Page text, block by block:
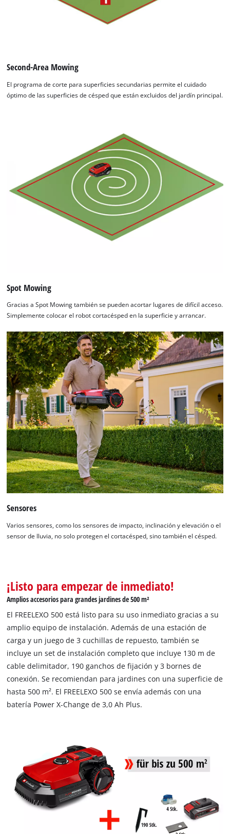
This content is not permitted to load due
to trackers that are not disclosed to the
visitor. The website owner needs to setup
the site with their CMP to add this content
to the list of technologies used.
Powered byUsercentrics Consent
Management Platform
Second-Area Mowing
El programa de corte para superficies secundarias permite el cuidado
óptimo de las superficies de césped que están excluidos del jardín principal.
Spot Mowing
Gracias a Spot Mowing también se pueden acortar lugares de difícil acceso.
Simplemente colocar el robot cortacésped en la superficie y arrancar.
Sensores
Varios sensores, como los sensores de impacto, inclinación y elevación o el
sensor de lluvia, no solo protegen el cortacésped, sino también el césped.
¡Listo para empezar de inmediato!
Amplios accesorios para grandes jardines de 500 m²
El FREELEXO 500 está listo para su uso inmediato gracias a su
amplio equipo de instalación. Además de una estación de
carga y un juego de 3 cuchillas de repuesto, también se
incluye un set de instalación completo que incluye 130 m de
cable delimitador, 190 ganchos de fijación y 3 bornes de
conexión. Se recomiendan para jardines con una superficie de
hasta 500 m². El FREELEXO 500 se envía además con una
batería Power X-Change de 3,0 Ah Plus.